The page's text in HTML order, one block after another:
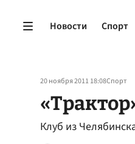
Новости Спорт
20 ноября 2011 18:08Спорт
Клуб из